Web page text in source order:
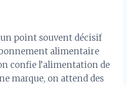
point souvent décisif
alimentaire
confie l’alimentation de
marque, on attend des